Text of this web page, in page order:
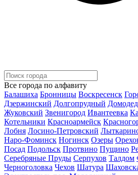
Все города по алфавиту
Балашиха Бронницы Воскресенск
Дзержинский Долгопрудный
Жуковский Звенигород Ивантеевка
Котельники Красноармейск
Лобня Лосино-Петровский
Наро-Фоминск Ногинск Озеры
Посад Подольск Протвино Пущино
Серебряные Пруды Серпухов Талдом
Черноголовка Чехов Шатура